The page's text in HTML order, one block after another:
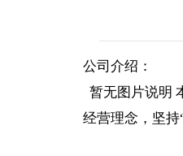
公司介绍：
暂无图片说明
经营理念，坚